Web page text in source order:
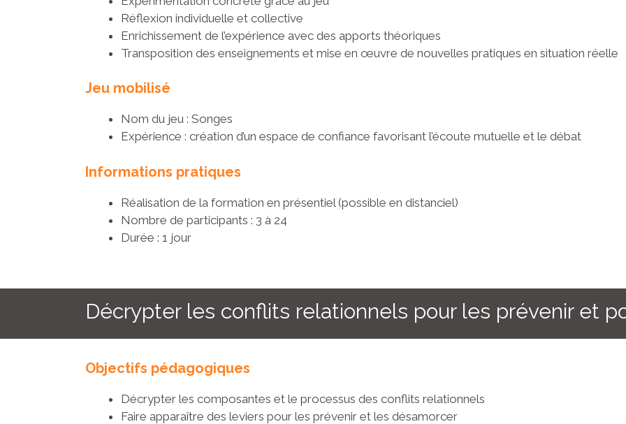
Réflexion individuelle et collective
Enrichissement de l’expérience avec des apports théoriques
Transposition des enseignements et mise en œuvre de nouvelles pratiques en situation réelle
Jeu mobilisé
Nom du jeu : Songes
Expérience : création d’un espace de confiance favorisant l’écoute mutuelle et le débat
Informations pratiques
Réalisation de la formation en présentiel (possible en distanciel)
Nombre de participants : 3 à 24
Durée : 1 jour
Décrypter les conflits relationnels pour les prévenir et
Objectifs pédagogiques
Décrypter les composantes et le processus des conflits relationnels
Faire apparaître des leviers pour les prévenir et les désamorcer